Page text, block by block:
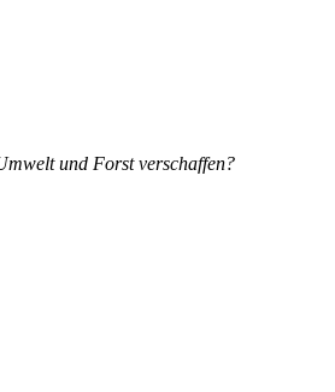
und Forst verschaffen?